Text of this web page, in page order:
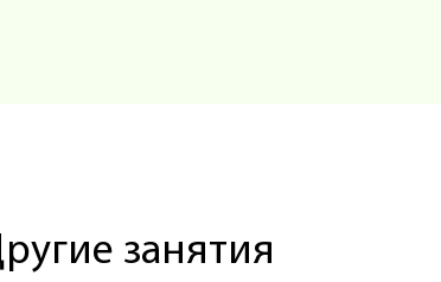
нашего организма, и, конечно, отработаете все
школе, Наташе и всем девушкам за такое
занятия